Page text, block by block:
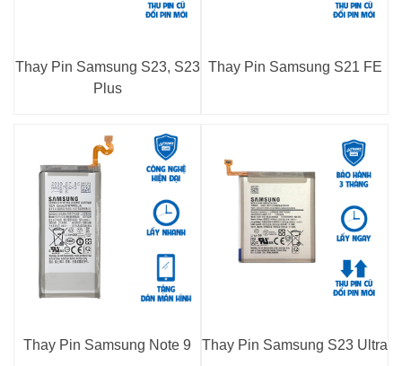
Thay Pin Samsung S23, S23
Plus
Thay Pin Samsung S21 FE
Thay Pin Samsung Note 9 Thay Pin Samsung S23 Ultra